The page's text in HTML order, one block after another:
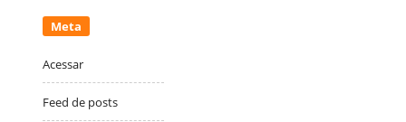
Meta
Acessar
Feed de posts